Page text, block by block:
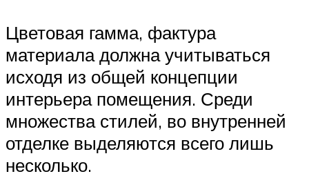
Цветовая гамма, фактура
материала должна учитываться
исходя из общей концепции
интерьера помещения. Среди
множества стилей, во внутренней
отделке выделяются всего лишь
несколько.